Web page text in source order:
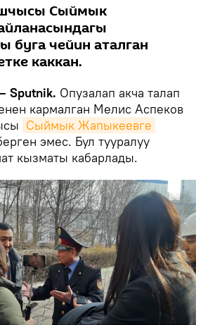
Сыймык
буга чейин аталган
каккан.
Sputnik. Опузалап акча талап
кармалган Мелис Аспеков
Сыймык Жапыкеевге
эмес. Бул тууралуу
кызматы кабарлады.